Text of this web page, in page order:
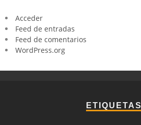
Acceder
Feed de entradas
Feed de comentarios
WordPress.org
ETIQUETAS